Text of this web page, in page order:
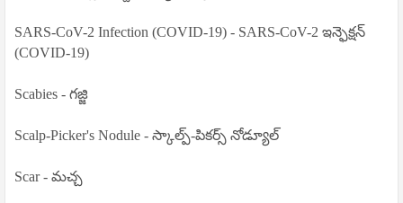
SARS-CoV-2 Infection (COVID-19) - SARS-CoV-2 ఇన్ఫెక్షన్
(COVID-19)
Scabies - గజ్జి
Scalp-Picker's Nodule - స్కాల్ప్-పికర్స్ నోడ్యూల్
Scar - మచ్చ